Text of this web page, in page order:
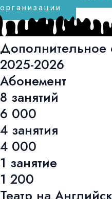
организации
Дополнительное
2025-2026
Абонемент
8 занятий
6 000
4 занятия
4 000
1 занятие
1 200